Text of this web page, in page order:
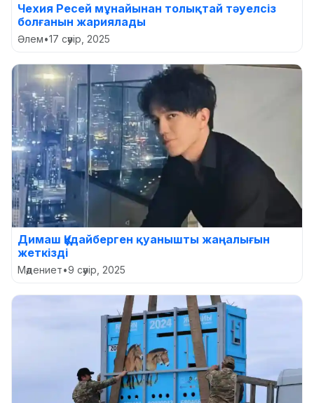
Чехия Ресей мұнайынан толықтай тәуелсіз
болғанын жариялады
Әлем•17 сәуір, 2025
Димаш Құдайберген қуанышты жаңалығын
жеткізді
Мәдениет•9 сәуір, 2025